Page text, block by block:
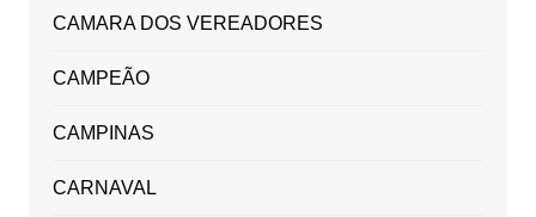
CAMARA DOS VEREADORES
CAMPEÃO
CAMPINAS
CARNAVAL